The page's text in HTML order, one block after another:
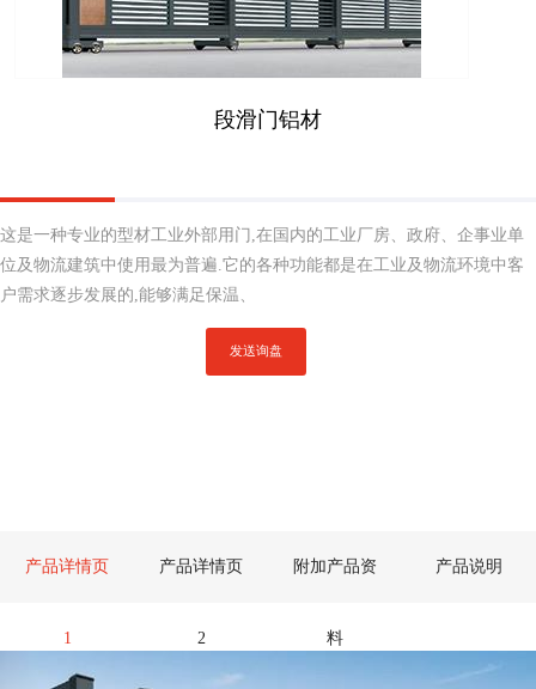
段滑门铝材
这是一种专业的型材工业外部用门,在国内的工业厂房、政府、企事业单
位及物流建筑中使用最为普遍.它的各种功能都是在工业及物流环境中客
户需求逐步发展的,能够满足保温、
发送询盘
产品详情页
1
产品详情页
2
附加产品资
料
产品说明